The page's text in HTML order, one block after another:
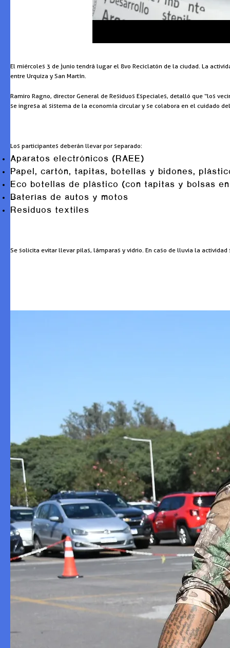
El miércoles 3 de junio tendrá lugar el 8vo Reciclatón de la ciudad. La
entre Urquiza y San Martín.
Ramiro Ragno, director General de Residuos Especiales, detalló que “los
se ingresa al sistema de la economía circular y se colabora en el cuidado
Los participantes deberán llevar por separado:
Aparatos electrónicos (RAEE)
Papel, cartón, tapitas, botellas y bidones,
Eco botellas de plástico (con tapitas y bolsas
Baterías de autos y motos
Residuos textiles
Se solicita evitar llevar pilas, lámparas y vidrio. En caso de lluvia la actividad